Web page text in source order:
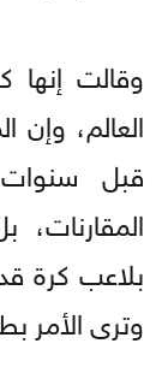
وقالت
العالم، وإن
قبل
بلاعب كرة
وترى الأمر